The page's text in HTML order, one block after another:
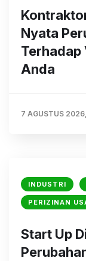
Nyata
Terhadap
Anda
7 AGUSTUS
INDUSTRI
PERIZINAN
Start Up